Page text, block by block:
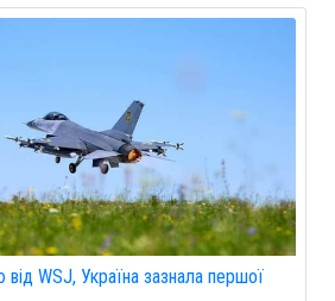
від WSJ, Україна зазнала першої